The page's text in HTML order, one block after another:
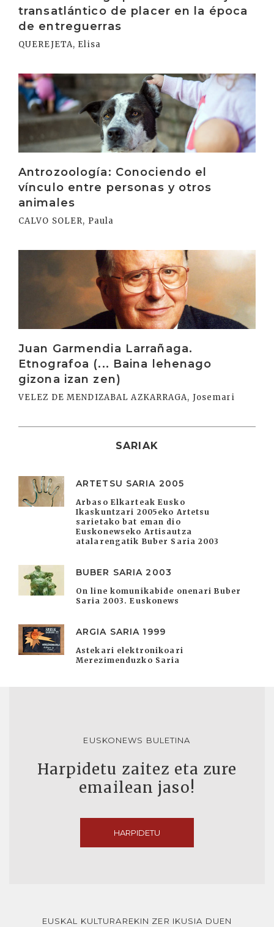
transatlántico de placer en la época
de entreguerras
QUEREJETA, Elisa
Antrozoología: Conociendo el
vínculo entre personas y otros
animales
CALVO SOLER, Paula
Irakurri
Juan Garmendia Larrañaga.
Etnografoa (... Baina lehenago
gizona izan zen)
VELEZ DE MENDIZABAL AZKARRAGA, Josemari
SARIAK
ARTETSU SARIA 2005
Arbaso Elkarteak Eusko
Ikaskuntzari 2005eko Artetsu
sarietako bat eman dio
Euskonewseko Artisautza
atalarengatik Buber Saria 2003
BUBER SARIA 2003
On line komunikabide onenari Buber
Saria 2003. Euskonews
ARGIA SARIA 1999
Astekari elektronikoari
Merezimenduzko Saria
EUSKONEWS BULETINA
Harpidetu zaitez eta zure
emailean jaso!
HARPIDETU
EUSKAL KULTURAREKIN ZER IKUSIA DUEN